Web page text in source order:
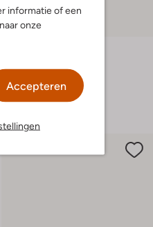
informatie of een
onze
Accepteren
-40%
€ 69,99 € 41,99